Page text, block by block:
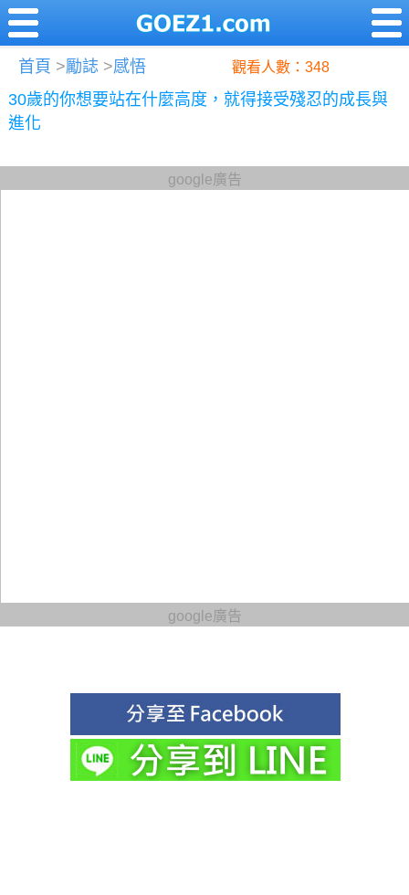
首頁 >勵誌 >感悟 觀看人數：348
30歲的你想要站在什麼高度，就得接受殘忍的成長與
進化
google廣告
google廣告